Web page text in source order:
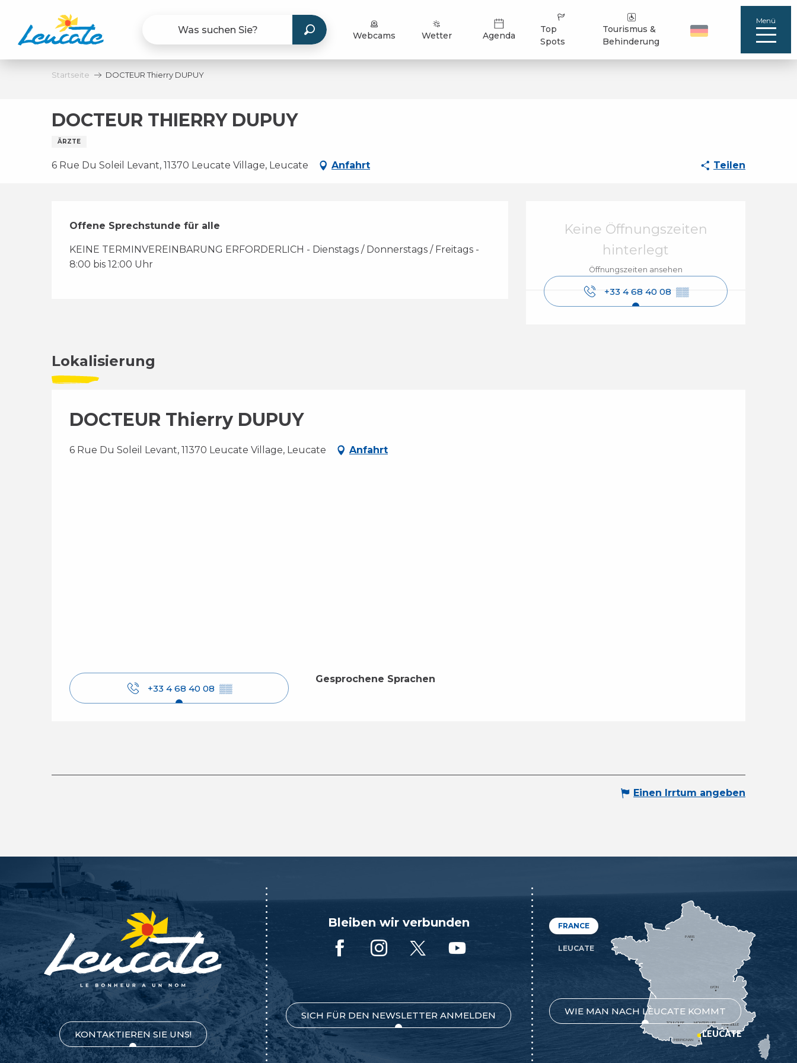
contenu
principal
Webcams Wetter Agenda
Top
Spots
Tourismus &
Behinderung
Menü
Startseite DOCTEUR Thierry DUPUY
DOCTEUR THIERRY DUPUY
ÄRZTE
6 Rue Du Soleil Levant, 11370 Leucate Village, Leucate Anfahrt Teilen
Öffnungszeiten &
Keine Öffnungszeiten
hinterlegt
Öffnungszeiten ansehen
+33 4 68 40 08 ▒▒
Beschreibung
Offene Sprechstunde für alle
KEINE TERMINVEREINBARUNG ERFORDERLICH - Dienstags / Donnerstags / Freitags -
8:00 bis 12:00 Uhr
Lokalisierung
DOCTEUR Thierry DUPUY
6 Rue Du Soleil Levant, 11370 Leucate Village, Leucate Anfahrt
+33 4 68 40 08 ▒▒
Gesprochene Sprachen
Gesprochene Sprachen
Einen Irrtum angeben
KONTAKTIEREN SIE UNS!
Bleiben wir verbunden
SICH FÜR DEN NEWSLETTER ANMELDEN
FRANCE
LEUCATE
WIE MAN NACH LEUCATE KOMMT
MONTPELLIER
PERPIGNAN
MARSEILLE
TOULOUSE
LYON
PARIS
LEUCATE